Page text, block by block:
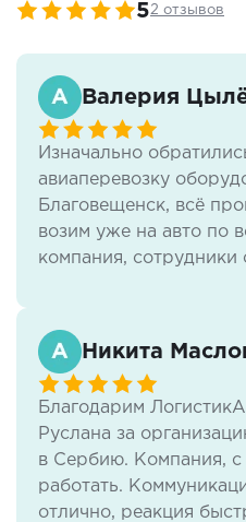
52 отзывов
Валерия
Изначально
авиаперевозку
Благовещенск, всё
возим уже на авто по
компания, сотрудники
Никита
Благодарим
Руслана за
в Сербию. Компания, с
работать.
отлично, реакция